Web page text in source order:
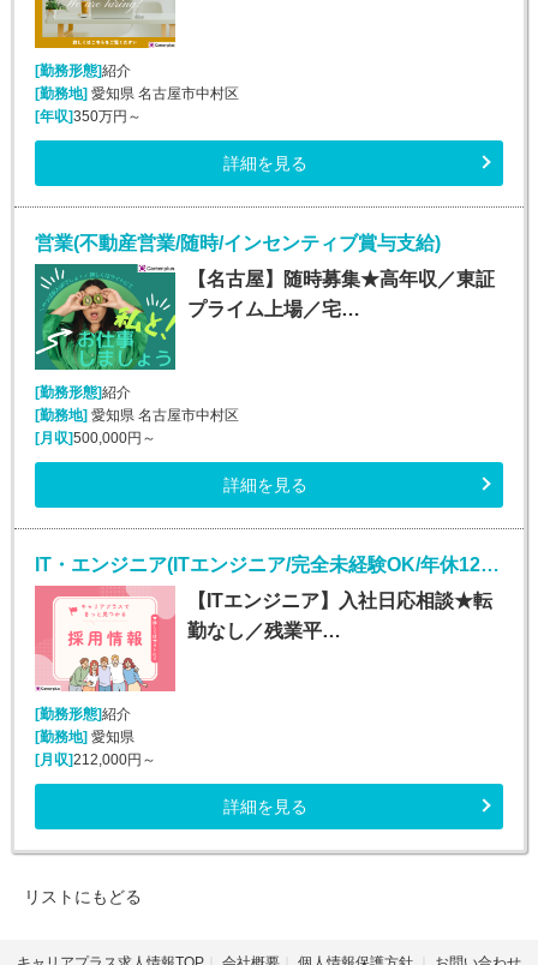
[勤務形態]紹介
[勤務地] 愛知県 名古屋市中村区
[年収]350万円～
詳細を見る
営業(不動産営業/随時/インセンティブ賞与支給)
【名古屋】随時募集★高年収／東証
プライム上場／宅…
[勤務形態]紹介
[勤務地] 愛知県 名古屋市中村区
[月収]500,000円～
詳細を見る
IT・エンジニア(ITエンジニア/完全未経験OK/年休125日)
【ITエンジニア】入社日応相談★転
勤なし／残業平…
[勤務形態]紹介
[勤務地]愛知県
[月収]212,000円～
詳細を見る
リストにもどる